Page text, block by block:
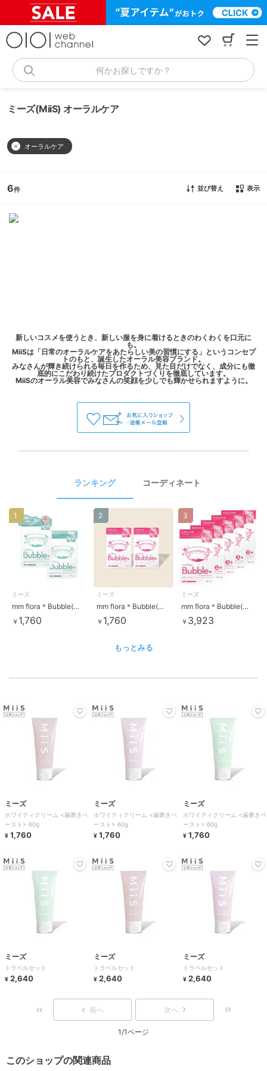
何かお探しですか？
ミーズ(MiiS) オーラルケア
オーラルケア
6 並び替え 表示
新しいコスメを使うとき、新しい服を身に着けるときのわくわくを口元に
も。
MiiSは「日常のオーラルケアをあたらしい美の習慣にする」というコンセプ
トのもと、誕生したオーラル美容ブランド。
みなさんが輝き続けられる毎日を作るため、見た目だけでなく、成分にも徹
底的にこだわり続けたプロダクトづくりを徹底しています。
ランキング コーディネート
ミーズ
mm flora＊Bubble(エムエムフローラバブル) マスカットミント風味 2個セット
￥ 1,760
1
ミーズ
mm flora＊Bubble(エムエムフローラバブル) 2個セット
￥ 1,760
2
ミーズ
mm flora＊Bubble(エムエムフローラバブル) 5個セット
￥ 3,923
3
もっとみる
ミーズ
ホワイティクリーム <歯磨きペ
ースト> 60g
¥ 1,760
ミーズ
ホワイティクリーム <歯磨きペ
ースト> 60g
¥ 1,760
ミーズ
ホワイティクリーム <歯磨きペ
ースト> 60g
¥ 1,760
ミーズ
トラベルセット
¥ 2,640
ミーズ
トラベルセット
¥ 2,640
ミーズ
トラベルセット
¥ 2,640
前へ 次へ
1/1ページ
このショップの関連商品